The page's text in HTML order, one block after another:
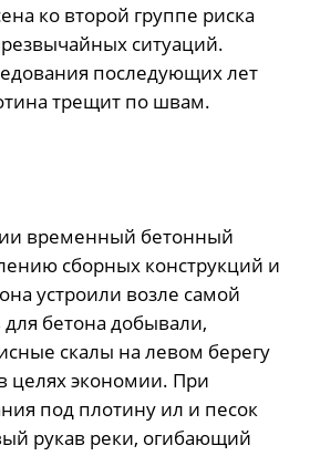
ко второй группе риска
ситуаций.
последующих лет
трещит по швам.
временный бетонный
сборных конструкций и
устроили возле самой
бетона добывали,
скалы на левом берегу
целях экономии. При
под плотину ил и песок
рукав реки, огибающий